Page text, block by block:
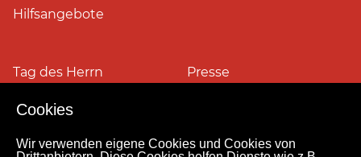
Cookies
Wir verwenden eigene Cookies und Cookies von
Hilfsangebote
Tag des Herrn Presse